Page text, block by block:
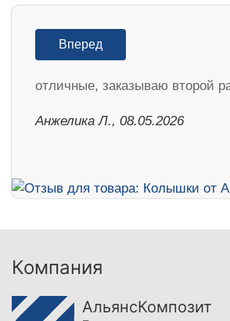
Вперед
отличные, заказываю второй
Анжелика Л., 08.05.2026
Компания
АльянсКомпозит